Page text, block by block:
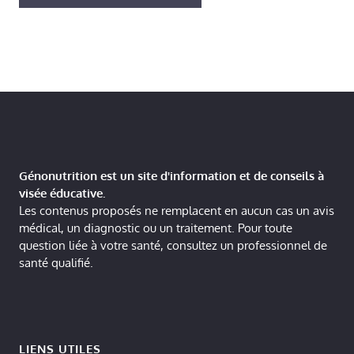
Génonutrition est un site d'information et de conseils à
visée éducative.
Les contenus proposés ne remplacent en aucun cas un avis
médical, un diagnostic ou un traitement. Pour toute
question liée à votre santé, consultez un professionnel de
santé qualifié.
LIENS UTILES